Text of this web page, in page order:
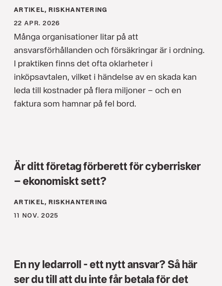
ARTIKEL, RISKHANTERING
22 APR. 2026
Många organisationer litar på att
ansvarsförhållanden och försäkringar är i ordning.
I praktiken finns det ofta oklarheter i
inköpsavtalen, vilket i händelse av en skada kan
leda till kostnader på flera miljoner – och en
faktura som hamnar på fel bord.
Är ditt företag förberett för cyberrisker
– ekonomiskt sett?
ARTIKEL, RISKHANTERING
11 NOV. 2025
En ny ledarroll - ett nytt ansvar? Så här
ser du till att du inte får betala för det